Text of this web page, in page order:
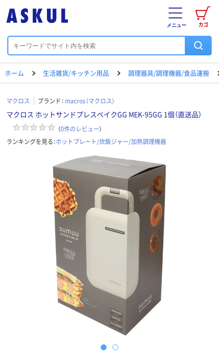
カゴ
メニュー
ホーム 生活雑貨/キッチン用品 調理器具/調理機器/食品運搬
マクロス ブランド： macros（マクロス）
マクロス ホットサンドプレスベイクGG MEK-95GG 1個（直送品）
（0件のレビュー）
ランキングを見る：ホットプレート/炊飯ジャー/加熱調理機器